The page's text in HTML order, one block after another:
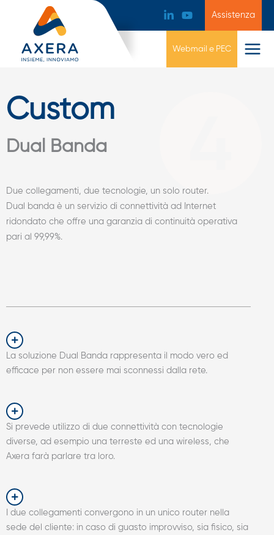
Assistenza
Webmail e PEC
Custom
Dual Banda
Due collegamenti, due tecnologie, un solo router.
Dual banda è un servizio di connettività ad Internet
ridondato che offre una garanzia di continuità operativa
pari al 99,99%.
La soluzione Dual Banda rappresenta il modo vero ed
efficace per non essere mai sconnessi dalla rete.
Si prevede utilizzo di due connettività con tecnologie
diverse, ad esempio una terreste ed una wireless, che
Axera farà parlare tra loro.
I due collegamenti convergono in un unico router nella
sede del cliente: in caso di guasto improvviso, sia fisico, sia